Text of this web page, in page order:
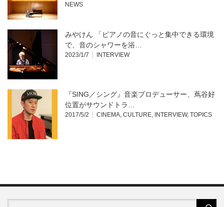
NEWS
みやけん 「ピアノの音にぐっと集中できる環境
で、音のシャワーを浴…
2023/1/7 INTERVIEW
『SING／シング』音楽プロデューサー、蔦谷好
位置がサウンドトラ…
2017/5/2 CINEMA, CULTURE, INTERVIEW, TOPICS